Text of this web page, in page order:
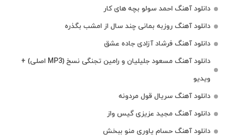
دانلود آهنگ احمد سولو بچه های کار
دانلود آهنگ روزبه بمانی چند سال از امشب بگذره
دانلود آهنگ فرشاد آزادی جاده عشق
دانلود آهنگ مسعود جلیلیان و رامین تجنگی نسخ (MP3 اصلی) +
ویدیو
دانلود آهنگ سریال قول مردونه
دانلود آهنگ مجید عزیزی گیس واز
دانلود آهنگ حسام یاوری منو ببخش